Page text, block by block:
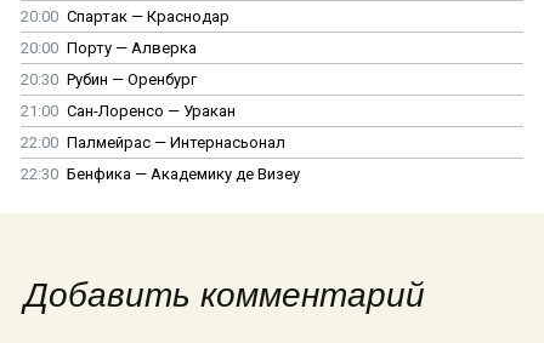
20:00 Спартак — Краснодар
20:00 Порту — Алверка
20:30 Рубин — Оренбург
21:00 Сан-Лоренсо — Уракан
22:00 Палмейрас — Интернасьонал
22:30 Бенфика — Академику де Визеу
Добавить комментарий